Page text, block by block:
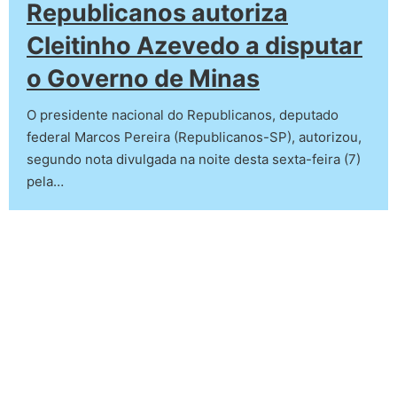
Republicanos autoriza
Cleitinho Azevedo a disputar
o Governo de Minas
O presidente nacional do Republicanos, deputado
federal Marcos Pereira (Republicanos-SP), autorizou,
segundo nota divulgada na noite desta sexta-feira (7)
pela…